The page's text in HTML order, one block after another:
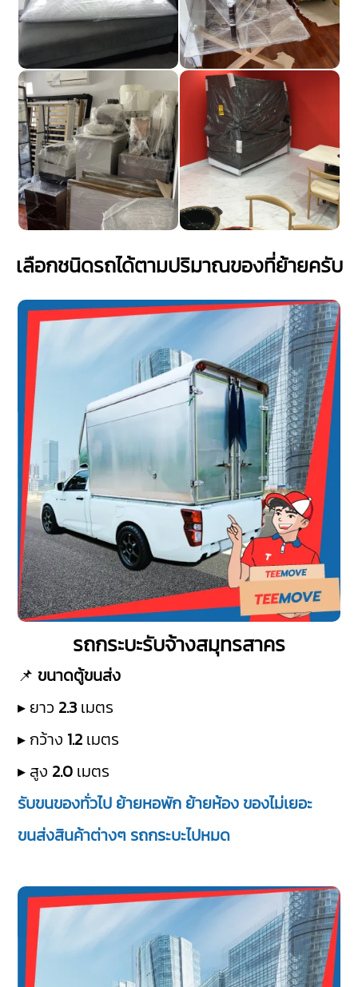
เลือกชนิดรถได้ตามปริมาณของที่ย้ายครับ
รถกระบะรับจ้างสมุทรสาคร
📌 ขนาดตู้ขนส่ง
▸ ยาว 2.3 เมตร
▸ กว้าง 1.2 เมตร
▸ สูง 2.0 เมตร
รับขนของทั่วไป ย้ายหอพัก ย้ายห้อง ของไม่เยอะ
ขนส่งสินค้าต่างๆ รถกระบะไปหมด